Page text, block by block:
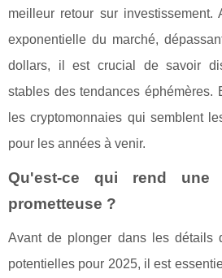
meilleur retour sur investissement.
exponentielle du marché,
dollars, il est crucial de savoir
stables des tendances éphémères.
les cryptomonnaies qui semblent
pour les années à venir.
Qu'est-ce qui rend une
prometteuse ?
Avant de plonger dans les détails
potentielles pour 2025, il est